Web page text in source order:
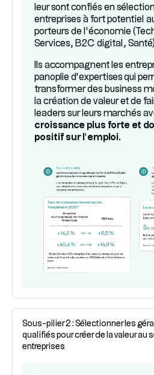
leur sont confiés en
entreprises à fort potentiel
porteurs de l’économie
Services, B2C digital,
Ils accompagnent les
panoplie d’expertises qui
transformer des business
la création de valeur et de
leaders sur leurs marchés
croissance plus forte et
positif sur l’emploi.
Sous-pilier 2 : Sélectionner les
qualifiés pour créer de la valeur au
entreprises